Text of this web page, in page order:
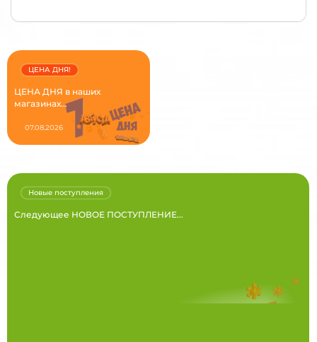
ЦЕНА ДНЯ в наших
магазинах...
ЦЕНА ДНЯ!
07.08.2026
Следующее НОВОЕ ПОСТУПЛЕНИЕ...
Новые поступления